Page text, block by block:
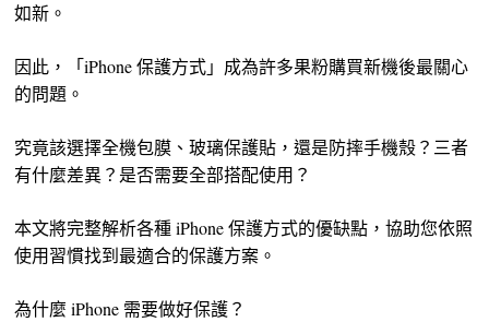
如新。
因此，「iPhone 保護方式」成為許多果粉購買新機後最關心
的問題。
究竟該選擇全機包膜、玻璃保護貼，還是防摔手機殼？三者
有什麼差異？是否需要全部搭配使用？
本文將完整解析各種 iPhone 保護方式的優缺點，協助您依照
使用習慣找到最適合的保護方案。
為什麼 iPhone 需要做好保護？